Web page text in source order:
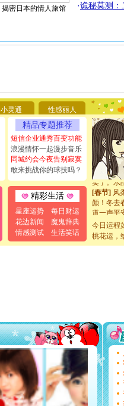
揭密日本的情人旅馆
·诡秘莫测：
小灵通 性感丽人
精品专题推荐
短信企业通秀百变功能
浪漫情怀一起漫步音乐
同城约会今夜告别寂寞
敢来挑战你的球技吗？
精彩生活
星座运势
每日财运
花边新闻
魔鬼辞典
情感测试
生活笑话
[圣诞节]
[元旦]看
断电。
你是我专
[元旦]如
起；二是
离。水
[元旦]当
泣，这痛
卖了。水
[春节] 风
颜！冬去
道一声平
片叶子是
送你一棵
如意,快
[元旦]看
断电。
你是我
[元旦]
如
起；二
离。水
[元旦]
当
泣，这
今日运程
桃花运，